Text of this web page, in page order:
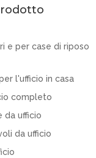
e per case di riposo
l'ufficio in casa
completo
da ufficio
da ufficio